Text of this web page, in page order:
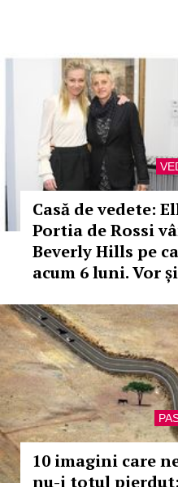
Casă de vedete:
Portia de Rossi
Beverly Hills pe
acum 6 luni. Vor
10 imagini care
nu-i totul pierdut: